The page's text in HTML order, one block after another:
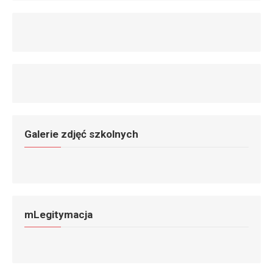
Galerie zdjęć szkolnych
mLegitymacja